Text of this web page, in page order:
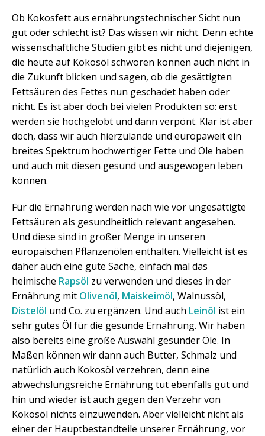
Ob Kokosfett aus ernährungstechnischer Sicht nun
gut oder schlecht ist? Das wissen wir nicht. Denn echte
wissenschaftliche Studien gibt es nicht und diejenigen,
die heute auf Kokosöl schwören können auch nicht in
die Zukunft blicken und sagen, ob die gesättigten
Fettsäuren des Fettes nun geschadet haben oder
nicht. Es ist aber doch bei vielen Produkten so: erst
werden sie hochgelobt und dann verpönt. Klar ist aber
doch, dass wir auch hierzulande und europaweit ein
breites Spektrum hochwertiger Fette und Öle haben
und auch mit diesen gesund und ausgewogen leben
können.
Für die Ernährung werden nach wie vor ungesättigte
Fettsäuren als gesundheitlich relevant angesehen.
Und diese sind in großer Menge in unseren
europäischen Pflanzenölen enthalten. Vielleicht ist es
daher auch eine gute Sache, einfach mal das
heimische Rapsöl zu verwenden und dieses in der
Ernährung mit Olivenöl, Maiskeimöl, Walnussöl,
Distelöl und Co. zu ergänzen. Und auch Leinöl ist ein
sehr gutes Öl für die gesunde Ernährung. Wir haben
also bereits eine große Auswahl gesunder Öle. In
Maßen können wir dann auch Butter, Schmalz und
natürlich auch Kokosöl verzehren, denn eine
abwechslungsreiche Ernährung tut ebenfalls gut und
hin und wieder ist auch gegen den Verzehr von
Kokosöl nichts einzuwenden. Aber vielleicht nicht als
einer der Hauptbestandteile unserer Ernährung, vor